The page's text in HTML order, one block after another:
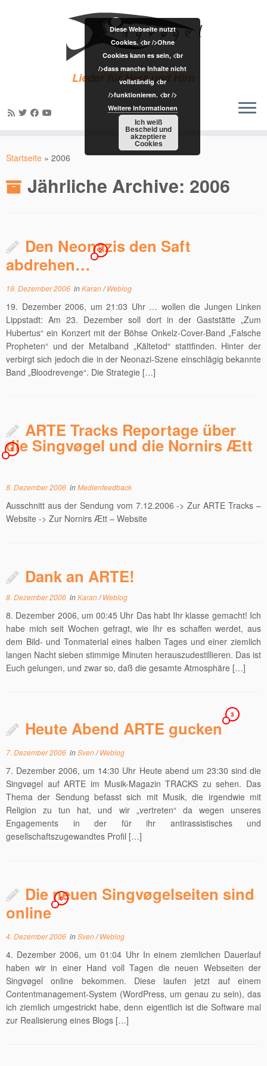
Inhalt
Lieder für Herz und Hirn
Startseite » 2006
Jährliche Archive: 2006
Den Neonazis den Saft
abdrehen…
2
19. Dezember 2006 inKaran/Weblog
19. Dezember 2006, um 21:03 Uhr … wollen die Jungen Linken
Lippstadt: Am 23. Dezember soll dort in der Gaststätte „Zum
Hubertus“ ein Konzert mit der Böhse Onkelz-Cover-Band „Falsche
Propheten“ und der Metalband „Kältetod“ stattfinden. Hinter der
verbirgt sich jedoch die in der Neonazi-Szene einschlägig bekannte
Band „Bloodrevenge“. Die Strategie […]
ARTE Tracks Reportage über
die Singvøgel und die Nornirs Ætt
1
8. Dezember 2006 inMedienfeedback
Ausschnitt aus der Sendung vom 7.12.2006 -> Zur ARTE Tracks –
Website -> Zur Nornirs Ætt – Website
Dank an ARTE!
8. Dezember 2006 inKaran/Weblog
8. Dezember 2006, um 00:45 Uhr Das habt Ihr klasse gemacht! Ich
habe mich seit Wochen gefragt, wie Ihr es schaffen werdet, aus
dem Bild- und Tonmaterial eines halben Tages und einer ziemlich
langen Nacht sieben stimmige Minuten herauszudestillieren. Das ist
Euch gelungen, und zwar so, daß die gesamte Atmosphäre […]
Heute Abend ARTE gucken
3
7. Dezember 2006 inSven/Weblog
7. Dezember 2006, um 14:30 Uhr Heute abend um 23:30 sind die
Singvøgel auf ARTE im Musik-Magazin TRACKS zu sehen. Das
Thema der Sendung befasst sich mit Musik, die irgendwie mit
Religion zu tun hat, und wir „vertreten“ da wegen unseres
Engagements in der für ihr antirassistisches und
gesellschaftszugewandtes Profil […]
Die neuen Singvøgelseiten sind
online
6
4. Dezember 2006 inSven/Weblog
4. Dezember 2006, um 01:04 Uhr In einem ziemlichen Dauerlauf
haben wir in einer Hand voll Tagen die neuen Webseiten der
Singvøgel online bekommen. Diese laufen jetzt auf einem
Contentmanagement-System (WordPress, um genau zu sein), das
ich ziemlich umgestrickt habe, denn eigentlich ist die Software mal
zur Realisierung eines Blogs […]
Diese Webseite nutzt
Cookies. <br />Ohne
Cookies kann es sein, <br
/>dass manche Inhalte nicht
vollständig <br
/>funktionieren. <br />
Weitere Informationen
Ich weiß
Bescheid und
akzeptiere
Cookies